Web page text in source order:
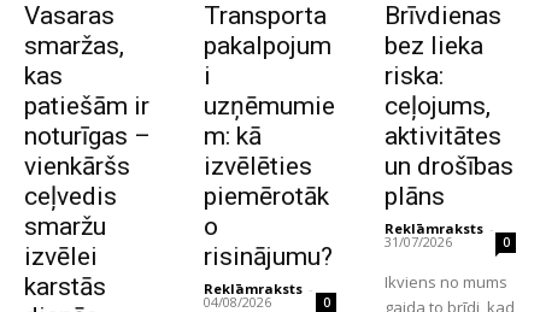
Vasaras
smaržas,
kas
patiešām ir
noturīgas –
vienkāršs
ceļvedis
smaržu
izvēlei
karstās
Transporta
pakalpojum
i
uzņēmumie
m: kā
izvēlēties
piemērotāk
o
risinājumu?
Reklāmraksts -
04/08/2026 0
Brīvdienas
bez lieka
riska:
ceļojums,
aktivitātes
un drošības
plāns
Reklāmraksts -
31/07/2026 0
Ikviens no mums
gaida to brīdi, kad